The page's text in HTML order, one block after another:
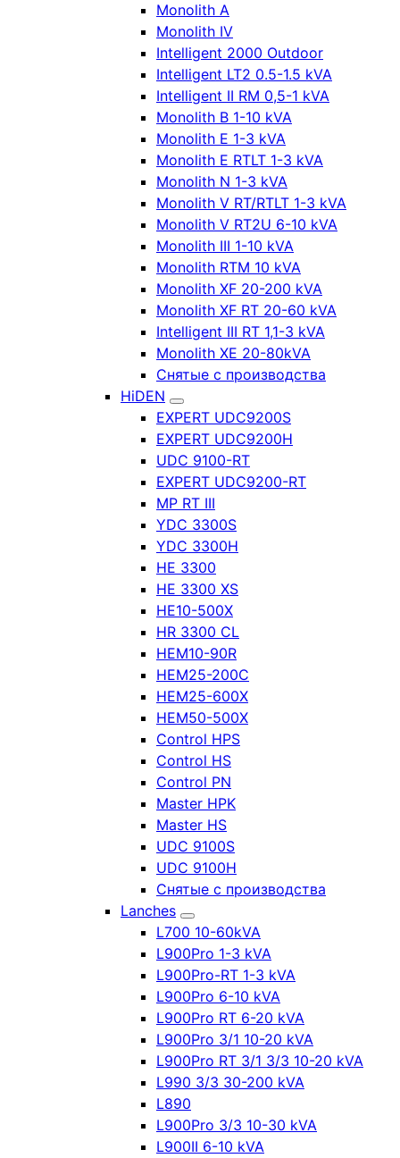
Monolith A
Monolith IV
Intelligent 2000 Outdoor
Intelligent LT2 0.5-1.5 kVA
Intelligent II RM 0,5-1 kVA
Monolith B 1-10 kVA
Monolith E 1-3 kVA
Monolith E RTLT 1-3 kVA
Monolith N 1-3 kVA
Monolith V RT/RTLT 1-3 kVA
Monolith V RT2U 6-10 kVA
Monolith III 1-10 kVA
Monolith RTM 10 kVA
Monolith XF 20-200 kVA
Monolith XF RT 20-60 kVA
Intelligent III RT 1,1-3 kVA
Monolith XE 20-80kVA
Снятые с производства
HiDEN
EXPERT UDC9200S
EXPERT UDC9200H
UDC 9100-RT
EXPERT UDC9200-RT
MP RT III
YDC 3300S
YDC 3300H
HE 3300
HE 3300 XS
HE10-500X
HR 3300 CL
HEM10-90R
HEM25-200C
HEM25-600X
HEM50-500X
Control HPS
Control HS
Control PN
Master HPK
Master HS
UDC 9100S
UDC 9100H
Снятые с производства
Lanches
L700 10-60kVA
L900Pro 1-3 kVA
L900Pro-RT 1-3 kVA
L900Pro 6-10 kVA
L900Pro RT 6-20 kVA
L900Pro 3/1 10-20 kVA
L900Pro RT 3/1 3/3 10-20 kVA
L990 3/3 30-200 kVA
L890
L900Pro 3/3 10-30 kVA
L900II 6-10 kVA